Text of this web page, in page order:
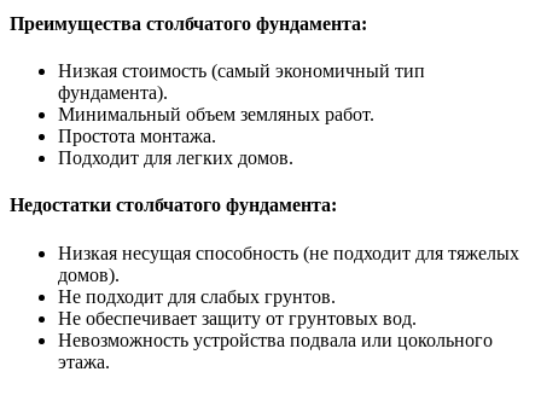
Преимущества столбчатого фундамента:
Низкая стоимость (самый экономичный тип
фундамента).
Минимальный объем земляных работ.
Простота монтажа.
Подходит для легких домов.
Недостатки столбчатого фундамента:
Низкая несущая способность (не подходит для тяжелых
домов).
Не подходит для слабых грунтов.
Не обеспечивает защиту от грунтовых вод.
Невозможность устройства подвала или цокольного
этажа.